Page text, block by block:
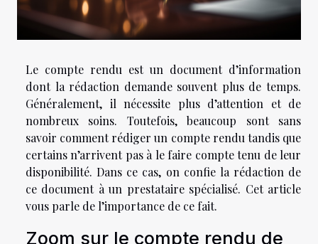
Le compte rendu est un document d’information
dont la rédaction demande souvent plus de temps.
Généralement, il nécessite plus d’attention et de
nombreux soins. Toutefois, beaucoup sont sans
savoir comment rédiger un compte rendu tandis que
certains n’arrivent pas à le faire compte tenu de leur
disponibilité. Dans ce cas, on confie la rédaction de
ce document à un prestataire spécialisé. Cet article
vous parle de l’importance de ce fait.
Zoom sur le compte rendu de